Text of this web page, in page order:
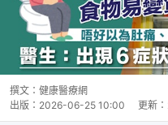
撰文： 健康醫療網
出版： 2026-06-25 10:00 更新：